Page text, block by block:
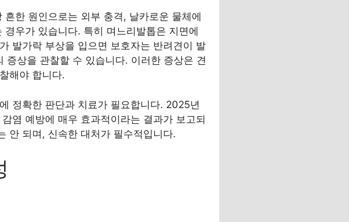
한 원인으로는 외부 충격, 날카로운 물체에
우가 있습니다. 특히 며느리발톱은 지면에
발가락 부상을 입으면 보호자는 반려견이 발
상을 관찰할 수 있습니다. 이러한 증상은 견
해야 합니다.
정확한 판단과 치료가 필요합니다. 2025년
염 예방에 매우 효과적이라는 결과가 보고되
안 되며, 신속한 대처가 필수적입니다.